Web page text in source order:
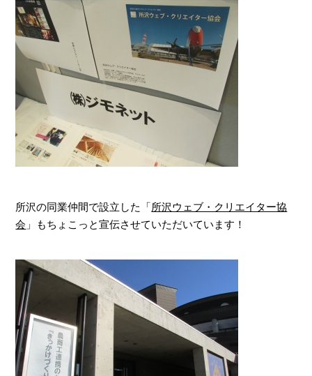
所沢の同業仲間で設立した「所沢ウェブ・クリエイター協
会 」もちょこっと宣伝させていただいています！